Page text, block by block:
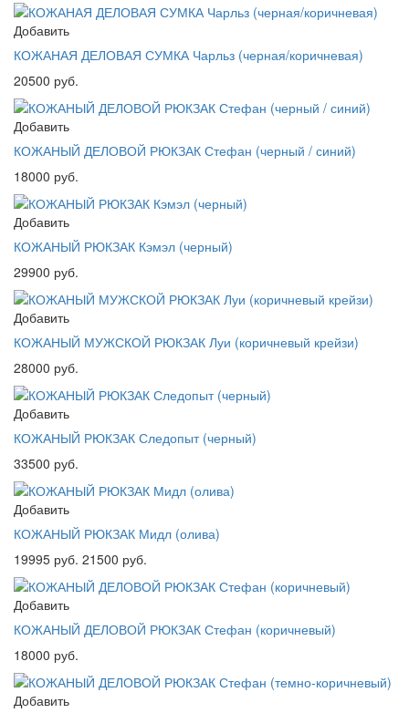
Добавить
КОЖАНАЯ ДЕЛОВАЯ СУМКА Чарльз (черная/коричневая)
20500 руб.
Добавить
КОЖАНЫЙ ДЕЛОВОЙ РЮКЗАК Стефан (черный / синий)
18000 руб.
Добавить
КОЖАНЫЙ РЮКЗАК Кэмэл (черный)
29900 руб.
Добавить
КОЖАНЫЙ МУЖСКОЙ РЮКЗАК Луи (коричневый крейзи)
28000 руб.
Добавить
КОЖАНЫЙ РЮКЗАК Следопыт (черный)
33500 руб.
Добавить
КОЖАНЫЙ РЮКЗАК Мидл (олива)
19995 руб. 21500 руб.
Добавить
КОЖАНЫЙ ДЕЛОВОЙ РЮКЗАК Стефан (коричневый)
18000 руб.
Добавить